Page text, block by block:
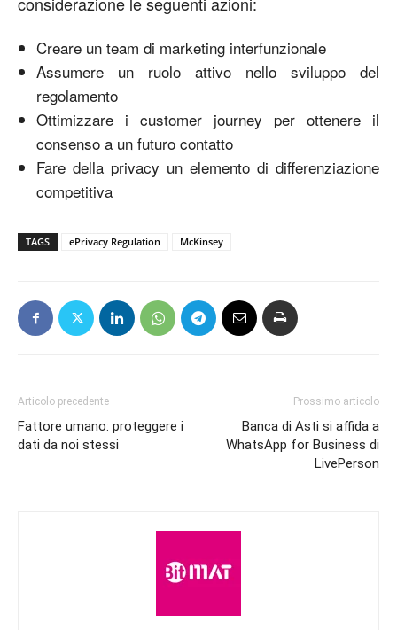
Creare un team di marketing interfunzionale
Assumere un ruolo attivo nello sviluppo del
regolamento
Ottimizzare i customer journey per ottenere il
consenso a un futuro contatto
Fare della privacy un elemento di differenziazione
competitiva
TAGS ePrivacy Regulation McKinsey
Articolo precedente
Fattore umano: proteggere i
dati da noi stessi
Prossimo articolo
Banca di Asti si affida a
WhatsApp for Business di
LivePerson